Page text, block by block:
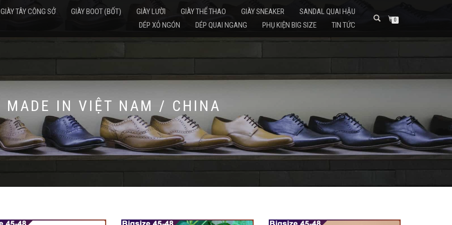
GIÀY TÂY CÔNG SỞ GIÀY BOOT (BỐT) GIÀY LƯỜI GIÀY THỂ THAO GIÀY SNEAKER
SANDAL QUAI HẬU
DÉP XỎ NGÓN
DÉP QUAI NGANG PHỤ KIỆN BIG SIZE TIN TỨC
0
MADE IN VIỆT NAM / CHINA